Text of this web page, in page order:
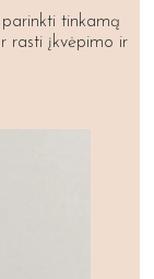
tinkamą
rasti įkvėpimo ir